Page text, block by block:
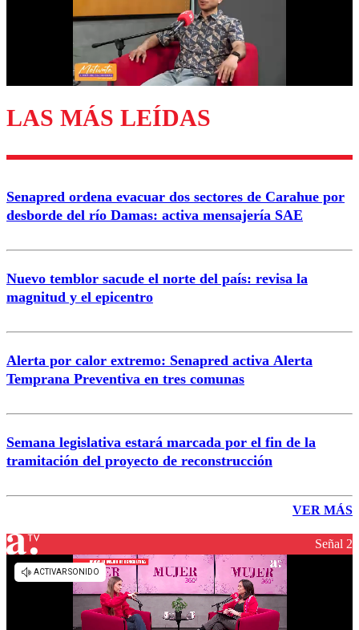
Enviar comentario
LAS MÁS LEÍDAS
Senapred ordena evacuar dos sectores de Carahue por
desborde del río Damas: activa mensajería SAE
Nuevo temblor sacude el norte del país: revisa la
magnitud y el epicentro
Alerta por calor extremo: Senapred activa Alerta
Temprana Preventiva en tres comunas
Semana legislativa estará marcada por el fin de la
tramitación del proyecto de reconstrucción
VER MÁS
Señal 2